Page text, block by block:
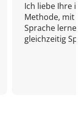
Ich liebe Ihre
Methode, mit
Sprache
gleichzeitig